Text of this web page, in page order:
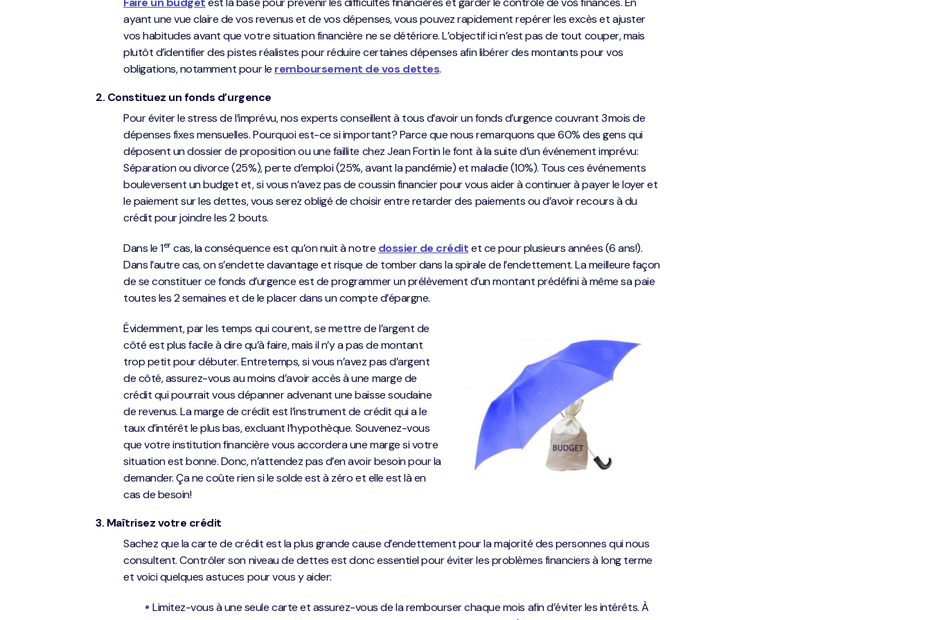
ayant une vue claire de vos revenus et de vos dépenses, vous pouvez rapidement repérer les excès et ajuster
vos habitudes avant que votre situation financière ne se détériore. L’objectif ici n’est pas de tout couper, mais
plutôt d’identifier des pistes réalistes pour réduire certaines dépenses afin libérer des montants pour vos
obligations, notamment pour le remboursement de vos dettes.
2. Constituez un fonds d’urgence
Pour éviter le stress de l’imprévu, nos experts conseillent à tous d’avoir un fonds d’urgence couvrant 3 mois de
dépenses fixes mensuelles. Pourquoi est-ce si important? Parce que nous remarquons que 60% des gens qui
déposent un dossier de proposition ou une faillite chez Jean Fortin le font à la suite d’un événement imprévu:
Séparation ou divorce (25%), perte d’emploi (25%, avant la pandémie) et maladie (10%). Tous ces événements
bouleversent un budget et, si vous n’avez pas de coussin financier pour vous aider à continuer à payer le loyer et
le paiement sur les dettes, vous serez obligé de choisir entre retarder des paiements ou d’avoir recours à du
crédit pour joindre les 2 bouts.
Dans le 1ercas, la conséquence est qu’on nuit à notre dossier de créditet ce pour plusieurs années (6 ans!).
Dans l’autre cas, on s’endette davantage et risque de tomber dans la spirale de l’endettement. La meilleure façon
de se constituer ce fonds d’urgence est de programmer un prélèvement d’un montant prédéfini à même sa paie
toutes les 2 semaines et de le placer dans un compte d’épargne.
Évidemment, par les temps qui courent, se mettre de l’argent de
côté est plus facile à dire qu’à faire, mais il n’y a pas de montant
trop petit pour débuter. Entretemps, si vous n’avez pas d’argent
de côté, assurez-vous au moins d’avoir accès à une marge de
crédit qui pourrait vous dépanner advenant une baisse soudaine
de revenus. La marge de crédit est l’instrument de crédit qui a le
taux d’intérêt le plus bas, excluant l’hypothèque. Souvenez-vous
que votre institution financière vous accordera une marge si votre
situation est bonne. Donc, n’attendez pas d’en avoir besoin pour la
demander. Ça ne coûte rien si le solde est à zéro et elle est là en
cas de besoin!
3. Maîtrisez votre crédit
Sachez que la carte de crédit est la plus grande cause d’endettement pour la majorité des personnes qui nous
consultent. Contrôler son niveau de dettes est donc essentiel pour éviter les problèmes financiers à long terme
et voici quelques astuces pour vous y aider:
Limitez-vous à une seule carte et assurez-vous de la rembourser chaque mois afin d’éviter les intérêts. À